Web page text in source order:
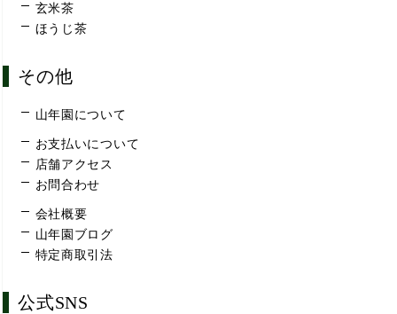
玄米茶
ほうじ茶
その他
山年園について
お支払いについて
店舗アクセス
お問合わせ
会社概要
山年園ブログ
特定商取引法
公式SNS